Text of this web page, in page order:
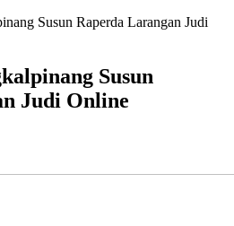
Susun Raperda Larangan Judi
Susun
Judi Online